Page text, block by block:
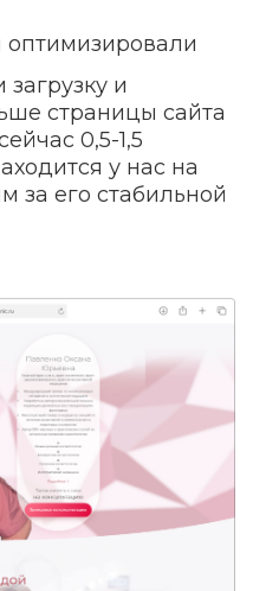
и
страницы сайта
0,5-1,5
у нас на
за его стабильной